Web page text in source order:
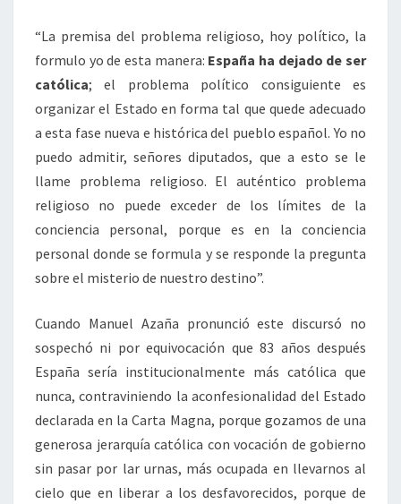
“La premisa del problema religioso, hoy político, la
formulo yo de esta manera: España ha dejado de ser
católica; el problema político consiguiente es
organizar el Estado en forma tal que quede adecuado
a esta fase nueva e histórica del pueblo español. Yo no
puedo admitir, señores diputados, que a esto se le
llame problema religioso. El auténtico problema
religioso no puede exceder de los límites de la
conciencia personal, porque es en la conciencia
personal donde se formula y se responde la pregunta
sobre el misterio de nuestro destino”.
Cuando Manuel Azaña pronunció este discursó no
sospechó ni por equivocación que 83 años después
España sería institucionalmente más católica que
nunca, contraviniendo la aconfesionalidad del Estado
declarada en la Carta Magna, porque gozamos de una
generosa jerarquía católica con vocación de gobierno
sin pasar por lar urnas, más ocupada en llevarnos al
cielo que en liberar a los desfavorecidos, porque de